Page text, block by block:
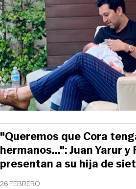
26 FEBRERO
"Queremos que Cora
hermanos...": Juan Yarur
presentan a su hija de